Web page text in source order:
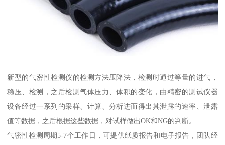
新型的气密性检测仪的检测方法压降法，检测时通过等量的进气，
稳压、检测，之后检测气体压力、体积的变化，由精密的测试仪器
设备经过一系列的采样、计算、分析进而得出其泄露的速率、泄露
值等数据，之后根据这些数据，对试样做出OK和NG的判断。
气密性检测周期5-7个工作日，可提供纸质报告和电子报告，团队经